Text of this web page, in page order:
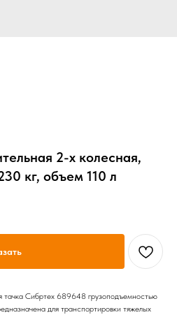
2-х колесная,
кг, объем 110 л
тачка Сибртех 689648 грузоподъемностью
для транспортировки тяжелых